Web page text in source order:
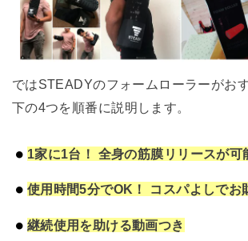
ではSTEADYのフォームローラーがお
下の4つを順番に説明します。
1家に1台！ 全身の筋膜リリースが可
使用時間5分でOK！ コスパよしでお
継続使用を助ける動画つき